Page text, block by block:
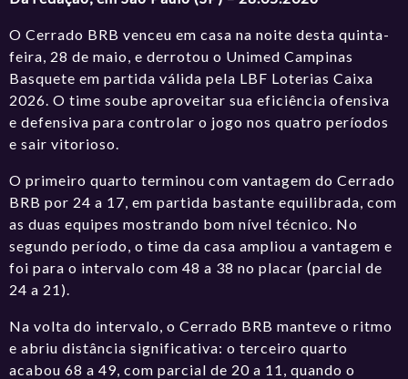
O Cerrado BRB venceu em casa na noite desta quinta-
feira, 28 de maio, e derrotou o Unimed Campinas
Basquete em partida válida pela LBF Loterias Caixa
2026. O time soube aproveitar sua eficiência ofensiva
e defensiva para controlar o jogo nos quatro períodos
e sair vitorioso.
O primeiro quarto terminou com vantagem do Cerrado
BRB por 24 a 17, em partida bastante equilibrada, com
as duas equipes mostrando bom nível técnico. No
segundo período, o time da casa ampliou a vantagem e
foi para o intervalo com 48 a 38 no placar (parcial de
24 a 21).
Na volta do intervalo, o Cerrado BRB manteve o ritmo
e abriu distância significativa: o terceiro quarto
acabou 68 a 49, com parcial de 20 a 11, quando o